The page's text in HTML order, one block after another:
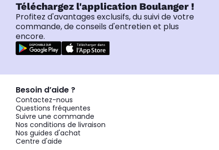
Téléchargez l'application Boulanger !
Profitez d'avantages exclusifs, du suivi de votre
commande, de conseils d'entretien et plus
encore.
Besoin d’aide ?
Contactez-nous
Questions fréquentes
Suivre une commande
Nos conditions de livraison
Nos guides d'achat
Centre d'aide